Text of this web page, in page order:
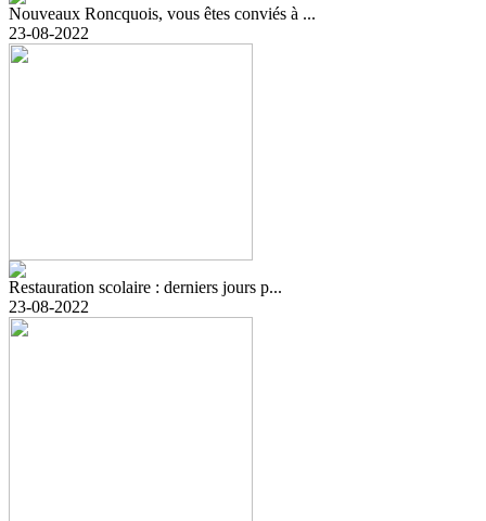
Nouveaux Roncquois, vous êtes conviés à ...
23-08-2022
Restauration scolaire : derniers jours p...
23-08-2022